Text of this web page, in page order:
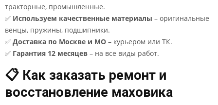
тракторные, промышленные.
✅ Используем качественные материалы – оригинальные
венцы, пружины, подшипники.
✅ Доставка по Москве и МО – курьером или ТК.
✅ Гарантия 12 месяцев – на все виды работ.
📋 Как заказать ремонт и
восстановление маховика